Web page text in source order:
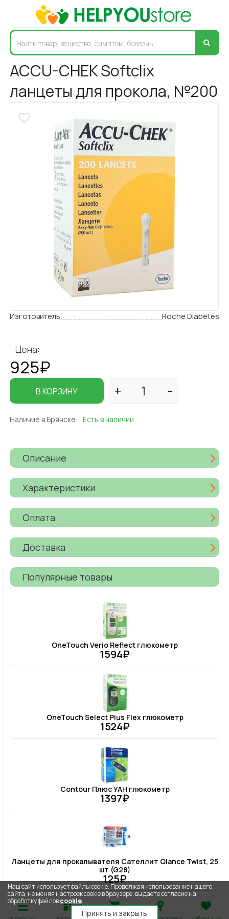
ACCU-CHEK Softclix
ланцеты для прокола, №200
Изготовитель Roche Diabetes
Цена:
925₽
В КОРЗИНУ
Наличие в Брянске: Есть в наличии
Описание
Характеристики
Оплата
Доставка
Популярные товары
OneTouch Verio Reflect глюкометр
1594₽
OneTouch Select Plus Flex глюкометр
1524₽
Contour Плюс УАН глюкометр
1397₽
Ланцеты для прокалывателя Сателлит Qlance Twist, 25
шт (G28)
125₽
Наш сайт использует файлы cookie. Продолжая использование нашего
сайта, не меняя настроек cookie в браузере, вы даете согласие на
обработку файловcookie.
Принять и закрыть